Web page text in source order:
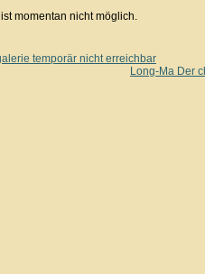
momentan nicht möglich.
temporär nicht erreichbar
Long-Ma Der